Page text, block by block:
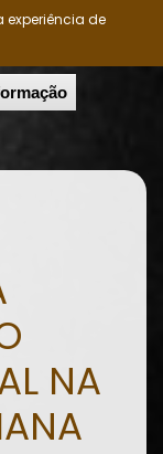
experiência de
NA